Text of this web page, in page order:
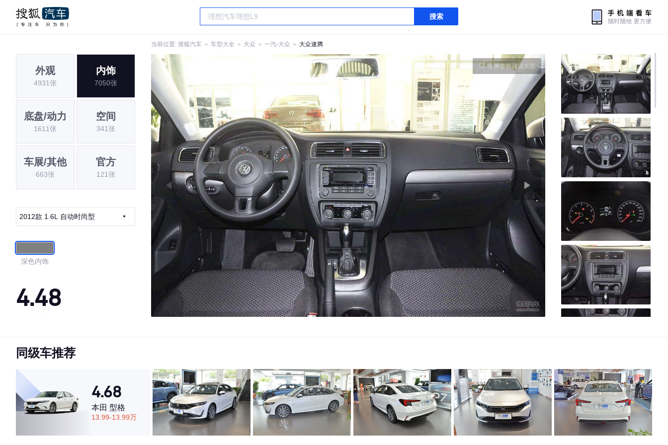
搜索
当前位置: 搜狐汽车 ＞ 车型大全 ＞ 大众 ＞ 一汽-大众 ＞ 大众速腾
外观
4931张
内饰
7050张
底盘/动力
1611张
空间
341张
车展/其他
663张
官方
121张
2012款 1.6L 自动时尚型
深色内饰
4.48
·内饰表现较为优秀，优于53%同级车
·空间表现一般，低于52%同级车
全屏查看高清大图
同级车推荐
4.68
本田 型格
13.99-13.99万